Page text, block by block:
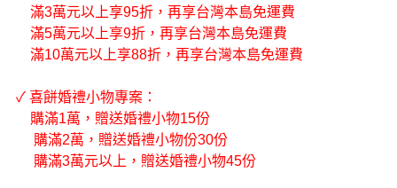
滿3萬元以上享95折，再享台灣本島免運費
滿5萬元以上享9折，再享台灣本島免運費
滿10萬元以上享88折，再享台灣本島免運費
✓ 喜餅婚禮小物專案：
購滿1萬，贈送婚禮小物15份
購滿2萬，贈送婚禮小物份30份
購滿3萬元以上，贈送婚禮小物45份